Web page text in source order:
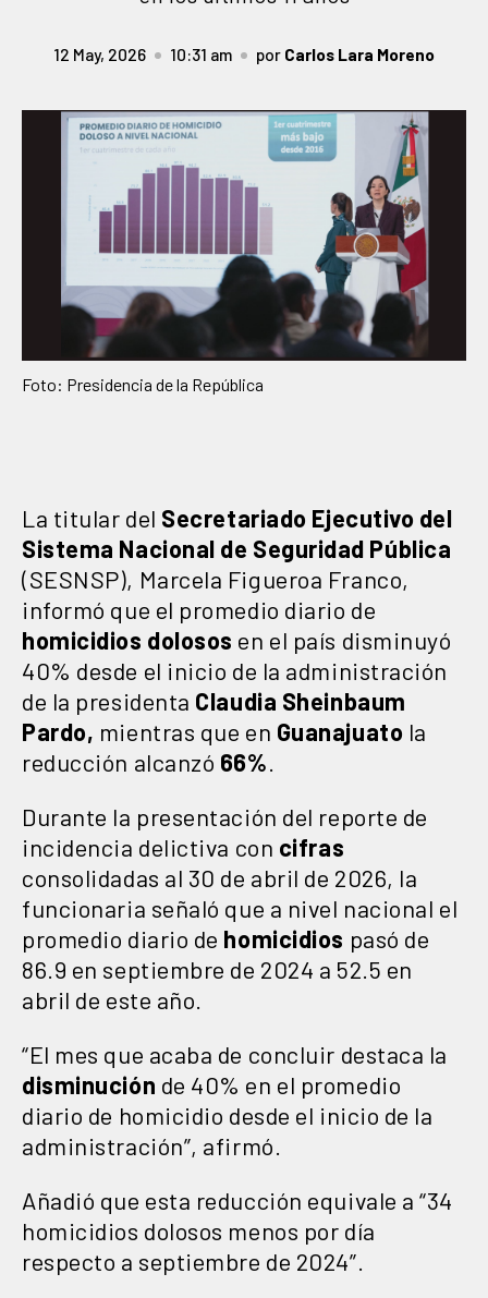
12 May, 2026 10:31 am por Carlos Lara Moreno
Foto: Presidencia de la República
La titular del Secretariado Ejecutivo del
Sistema Nacional de Seguridad Pública
(SESNSP), Marcela Figueroa Franco,
informó que el promedio diario de
homicidios dolosos en el país disminuyó
40% desde el inicio de la administración
de la presidenta Claudia Sheinbaum
Pardo, mientras que en Guanajuato la
reducción alcanzó 66%
Durante la presentación del reporte de
incidencia delictiva con cifras
consolidadas al 30 de abril de 2026, la
funcionaria señaló que a nivel nacional el
promedio diario de homicidios pasó de
86.9 en septiembre de 2024 a 52.5 en
abril de este año.
“El mes que acaba de concluir destaca la
disminución de 40% en el promedio
diario de homicidio desde el inicio de la
administración”, afirmó.
Añadió que esta reducción equivale a “34
homicidios dolosos menos por día
respecto a septiembre de 2024”.